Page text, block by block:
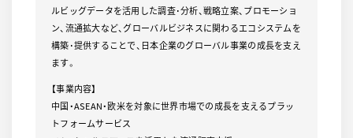
ルビッグデータを活用した調査･分析、戦略立案、プロモーショ
ン、流通拡大など、グローバルビジネスに関わるエコシステムを
構築･提供することで、日本企業のグローバル事業の成長を支え
ます。
【事業内容】
中国・ASEAN・欧米を対象に世界市場での成長を支えるプラッ
トフォームサービス